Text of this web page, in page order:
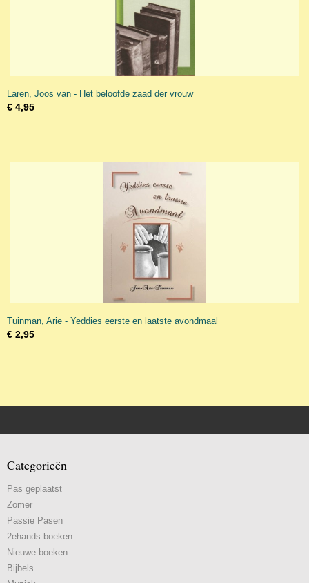
Laren, Joos van - Het beloofde zaad der vrouw
€ 4,95
Tuinman, Arie - Yeddies eerste en laatste avondmaal
€ 2,95
Categorieën
Pas geplaatst
Zomer
Passie Pasen
2ehands boeken
Nieuwe boeken
Bijbels